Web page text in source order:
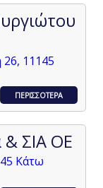
11145
ΠΕΡΙΣΣΟΤΕΡΑ
& ΣΙΑ ΟΕ
Κάτω